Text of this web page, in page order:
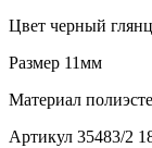
Цвет черный
Размер 11мм
Материал
Артикул 35483/2